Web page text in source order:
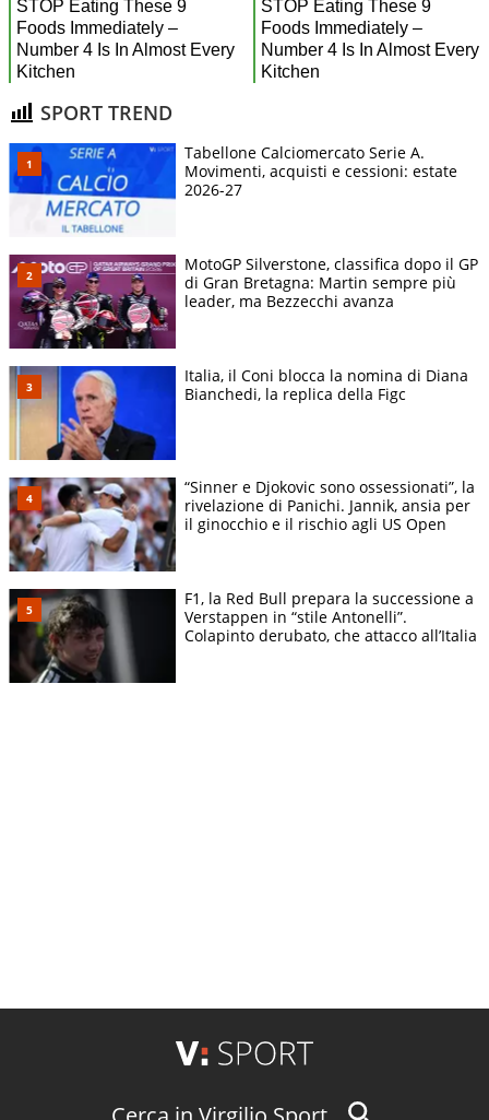
SPORT TREND
Tabellone Calciomercato Serie A.
Movimenti, acquisti e cessioni: estate
2026-27
MotoGP Silverstone, classifica dopo il GP
di Gran Bretagna: Martin sempre più
leader, ma Bezzecchi avanza
Italia, il Coni blocca la nomina di Diana
Bianchedi, la replica della Figc
“Sinner e Djokovic sono ossessionati”, la
rivelazione di Panichi. Jannik, ansia per
il ginocchio e il rischio agli US Open
F1, la Red Bull prepara la successione a
Verstappen in “stile Antonelli”.
Colapinto derubato, che attacco all’Italia